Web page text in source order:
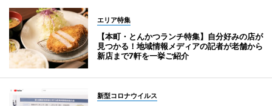
エリア特集
【本町・とんかつランチ特集】自分好みの店が
見つかる！地域情報メディアの記者が老舗から
新店まで7軒を一挙ご紹介
新型コロナウイルス